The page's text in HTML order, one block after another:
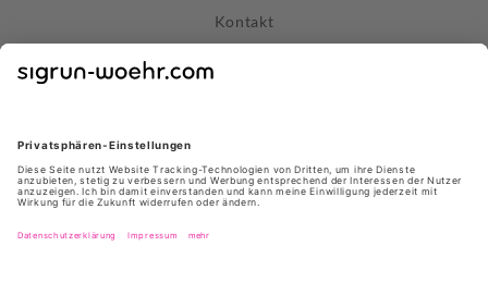
Kontakt
Impressum